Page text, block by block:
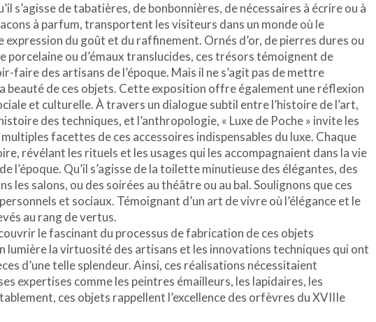
s’agisse de tabatières, de bonbonnières, de nécessaires à écrire ou à
à parfum, transportent les visiteurs dans un monde où le
du goût et du raffinement. Ornés d’or, de pierres dures ou
porcelaine ou d’émaux translucides, ces trésors témoignent de
faire des artisans de l’époque. Mais il ne s’agit pas de mettre
beauté de ces objets. Cette exposition offre également une réflexion
et culturelle. À travers un dialogue subtil entre l’histoire de l’art,
des techniques, et l’anthropologie, « Luxe de Poche » invite les
facettes de ces accessoires indispensables du luxe. Chaque
révélant les rituels et les usages qui les accompagnaient dans la vie
l’époque. Qu’il s’agisse de la toilette minutieuse des élégantes, des
les salons, ou des soirées au théâtre ou au bal. Soulignons que ces
et sociaux. Témoignant d’un art de vivre où l’élégance et le
au rang de vertus.
le fascinant du processus de fabrication de ces objets
lumière la virtuosité des artisans et les innovations techniques qui ont
d’une telle splendeur. Ainsi, ces réalisations nécessitaient
expertises comme les peintres émailleurs, les lapidaires, les
ces objets rappellent l’excellence des orfèvres du XVIIIe